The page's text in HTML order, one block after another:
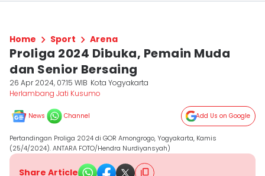
Home Sport Arena
Proliga 2024 Dibuka, Pemain Muda
dan Senior Bersaing
26 Apr 2024, 07:15 WIB Kota Yogyakarta
Herlambang Jati Kusumo
News Channel Add Us on Google
Pertandingan Proliga 2024 di GOR Amongrogo, Yogyakarta, Kamis
(25/4/2024). ANTARA FOTO/Hendra Nurdiyansyah)
Share Article